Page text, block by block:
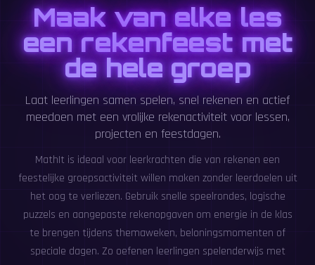
Maak van elke les
een rekenfeest met
de hele groep
Laat leerlingen samen spelen, snel rekenen en actief
meedoen met een vrolijke rekenactiviteit voor lessen,
projecten en feestdagen.
MathIt is ideaal voor leerkrachten die van rekenen een
feestelijke groepsactiviteit willen maken zonder leerdoelen uit
het oog te verliezen. Gebruik snelle speelrondes, logische
puzzels en aangepaste rekenopgaven om energie in de klas
te brengen tijdens themaweken, beloningsmomenten of
speciale dagen. Zo oefenen leerlingen spelenderwijs met